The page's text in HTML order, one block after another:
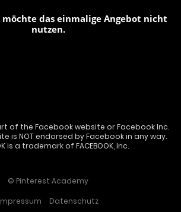
möchte das einmalige Angebot nicht
nutzen.
of the Facebook website or Facebook Inc.
is NOT endorsed by Facebook in any way.
is a trademark of FACEBOOK, Inc.
© Pinterest Academy
Datenschutz